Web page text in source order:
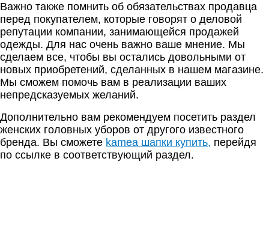
Важно также помнить об обязательствах продавца
перед покупателем, которые говорят о деловой
репутации компании, занимающейся продажей
одежды. Для нас очень важно ваше мнение. Мы
сделаем все, чтобы вы остались довольными от
новых приобретений, сделанных в нашем магазине.
Мы сможем помочь вам в реализации ваших
непредсказуемых желаний.
Дополнительно вам рекомендуем посетить раздел
женских головных уборов от другого известного
бренда. Вы сможете kamea шапки купить, перейдя
по ссылке в соответствующий раздел.